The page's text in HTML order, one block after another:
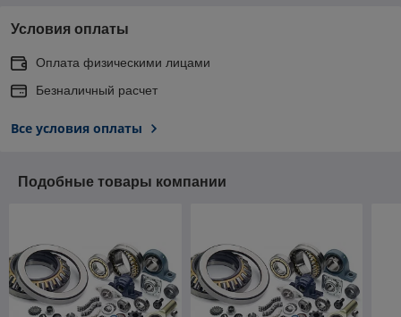
Условия оплаты
Оплата физическими лицами
Безналичный расчет
Все условия оплаты
Подобные товары компании